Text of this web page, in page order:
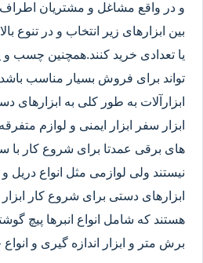
و در واقع مشاغل و مشتریان اطراف
بین ابزارهای زیر انتخاب و در تنوع
یا تعدادی خرید کنند.همچنین چسب و
تواند برای فروش بسیار مناسب
ابزارآلات به طور کلی به ابزارهای
ابزار سفر ابزار ایمنی و لوازم
های برقی عمدتا برای شروع کار با
نیستند ولی لوازمی مثل انواع
ابزارهای دستی برای شروع کار
هستند که شامل انواع انبرها پیچ
برش متر و ابزار اندازه گیری و